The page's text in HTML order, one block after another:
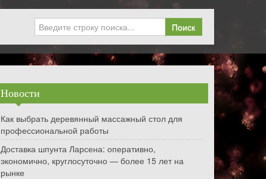
Поиск
Новости
Как выбрать деревянный массажный стол для
профессиональной работы
Доставка шпунта Ларсена: оперативно,
экономично, круглосуточно — более 15 лет на
рынке